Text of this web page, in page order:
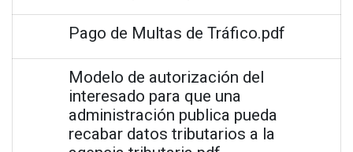
Pago de Multas de Tráfico.pdf
Modelo de autorización del
interesado para que una
administración publica pueda
recabar datos tributarios a la